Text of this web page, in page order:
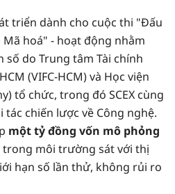
triển dành cho cuộc thi "Đấu
hoá" - hoạt động nhằm
số do Trung tâm Tài chính
(VIFC-HCM) và Học viện
tổ chức, trong đó SCEX cùng
chiến lược về Công nghệ.
một tỷ đồng vốn mô phỏng
môi trường sát với thị
hạn số lần thử, không rủi ro